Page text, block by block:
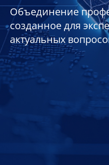
Объединение
созданное для
актуальных